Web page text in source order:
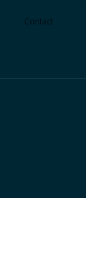
Contact